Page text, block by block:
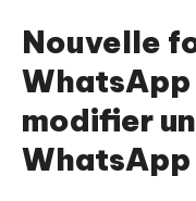
ReiBoot
for iOS
Nouvelle
WhatsApp
modifier
WhatsApp